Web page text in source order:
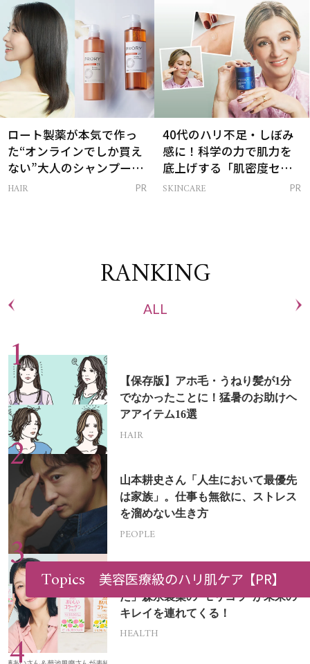
ロート製薬が本気で作っ
た“オンラインでしか買え
ない”大人のシャンプー＆
トリートメントって？
HAIR PR
40代のハリ不足・しぼみ
感に！科学の力で肌力を
底上げする「肌密度セラ
ム」
SKINCARE PR
RANKING
ALL
【保存版】アホ毛・うねり髪が1分
でなかったことに！猛暑のお助けヘ
アアイテム16選
HAIR
山本耕史さん「人生において最優先
は家族」。仕事も無欲に、ストレス
を溜めない生き方
PEOPLE
「50代になった今、答え合わせでき
た」森永製菓の“モリコラ”が未来の
キレイを連れてくる！
HEALTH
Topics 美容医療級のハリ肌ケア【PR】